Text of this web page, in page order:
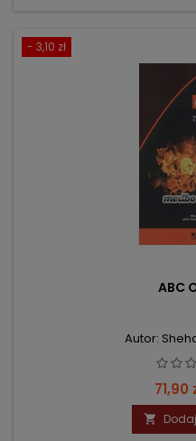
- 3,10 zł
ABC
Autor:
Cena
71,90
